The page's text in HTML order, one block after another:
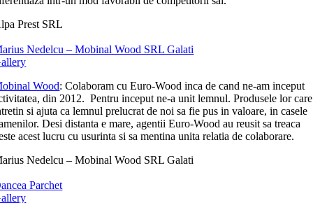
Prest SRL
Nedelcu – Mobinal Wood SRL Galati
Wood: Colaboram cu Euro-Wood inca de cand ne-am inceput
din 2012. Pentru inceput ne-a unit lemnul. Produsele lor care
si ajuta ca lemnul prelucrat de noi sa fie pus in valoare, in casele
Desi distanta e mare, agentii Euro-Wood au reusit sa treaca
acest lucru cu usurinta si sa mentina unita relatia de colaborare.
Nedelcu – Mobinal Wood SRL Galati
Parchet